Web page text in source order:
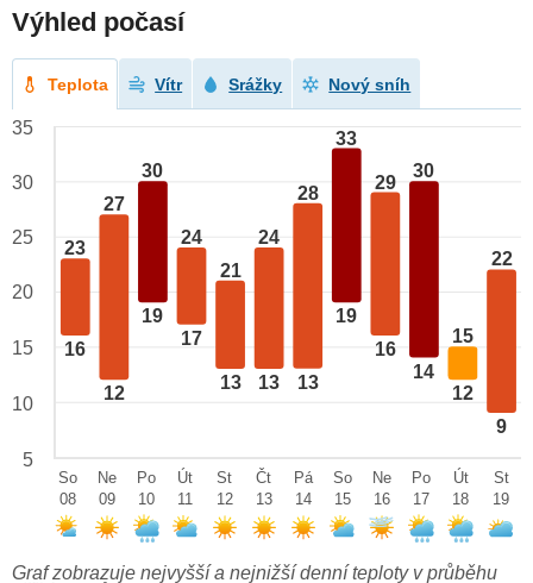
Výhled počasí
Teplota Vítr Srážky Nový sníh
23
16
27
12
30
19
24
17
21
13
24
13
28
13
33
19
29
16
30
14
15
12
22
9
35
30
25
20
15
10
5
So
08
Ne
09
Po
10
Út
11
St
12
Čt
13
Pá
14
So
15
Ne
16
Po
17
Út
18
St
19
Graf zobrazuje nejvyšší a nejnižší denní teploty v průběhu